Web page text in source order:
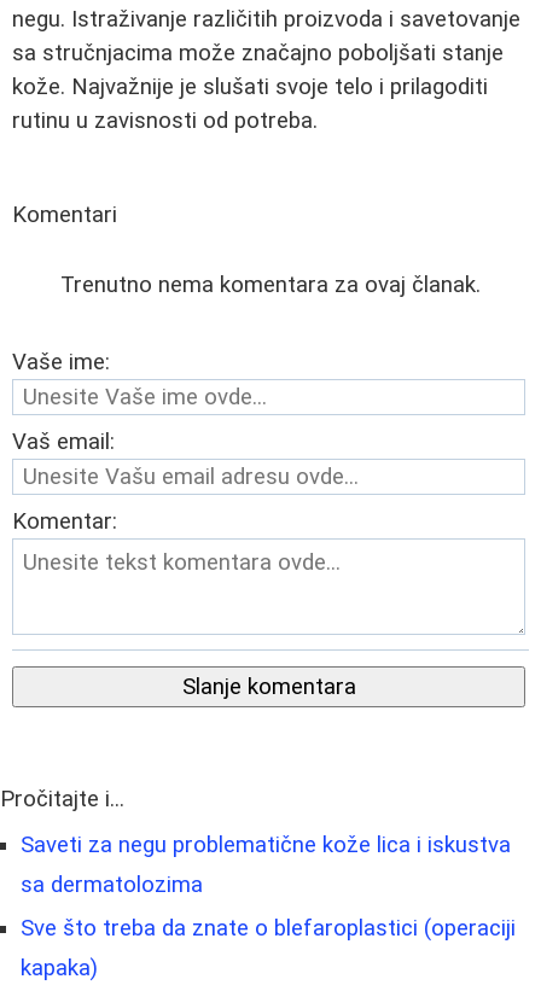
negu. Istraživanje različitih proizvoda i savetovanje
sa stručnjacima može značajno poboljšati stanje
kože. Najvažnije je slušati svoje telo i prilagoditi
rutinu u zavisnosti od potreba.
Komentari
Trenutno nema komentara za ovaj članak.
Vaše ime:
Vaš email:
Komentar:
Slanje komentara
Pročitajte i...
Saveti za negu problematične kože lica i iskustva
sa dermatolozima
Sve što treba da znate o blefaroplastici (operaciji
kapaka)